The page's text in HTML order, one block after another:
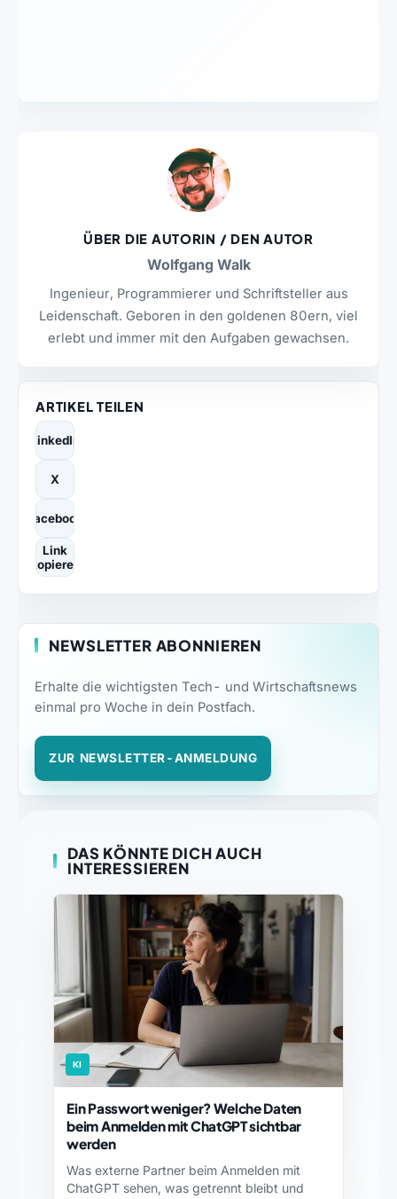
ÜBER DIE AUTORIN / DEN AUTOR
Wolfgang Walk
Ingenieur, Programmierer und Schriftsteller aus
Leidenschaft. Geboren in den goldenen 80ern, viel
erlebt und immer mit den Aufgaben gewachsen.
ARTIKEL TEILEN
LinkedIn
X
Facebook
Link
kopieren
NEWSLETTER ABONNIEREN
Erhalte die wichtigsten Tech- und Wirtschaftsnews
einmal pro Woche in dein Postfach.
ZUR NEWSLETTER-ANMELDUNG
DAS KÖNNTE DICH AUCH
INTERESSIEREN
KI
Ein Passwort weniger? Welche Daten
beim Anmelden mit ChatGPT sichtbar
werden
Was externe Partner beim Anmelden mit
ChatGPT sehen, was getrennt bleibt und